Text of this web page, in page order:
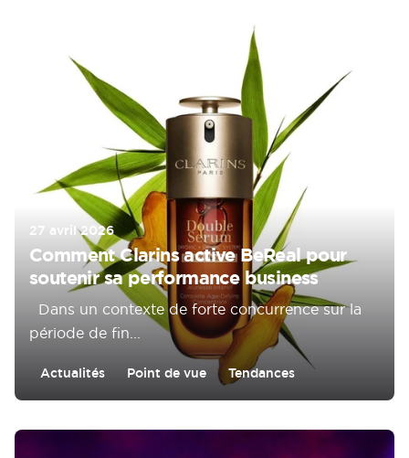
27 avril 2026
Comment Clarins active BeReal pour
soutenir sa performance business
Dans un contexte de forte concurrence sur la
période de fin...
Actualités Point de vue Tendances